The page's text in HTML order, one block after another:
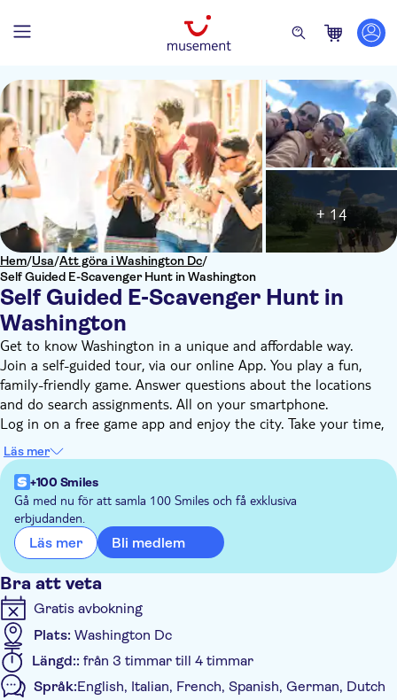
Hem/Usa/Att göra i Washington Dc/
Self Guided E-Scavenger Hunt in Washington
Self Guided E-Scavenger Hunt in
Washington
+ 14
Get to know Washington in a unique and affordable way.
Join a self-guided tour, via our online App. You play a fun,
family-friendly game. Answer questions about the locations
and do search assignments. All on your smartphone.
Log in on a free game app and enjoy the city. Take your time,
cause you decide when to start, stop or pause. Use GPS to find
the nicest squares, streets, and monuments. Get the most
interesting facts about the city. Discover Washington with a
unique e-Scavenger hunt. Instructions for starting the tour will
be given after booking. You can do this tour anytime you
choose.
This city game is also a perfect activity for large groups.
Läs mer
+100 Smiles
Gå med nu för att samla 100 Smiles och få exklusiva
erbjudanden.
Läs mer Bli medlem
Bra att veta
Gratis avbokning
Plats: Washington Dc
Längd:: från 3 timmar till 4 timmar
Språk:English, Italian, French, Spanish, German, Dutch